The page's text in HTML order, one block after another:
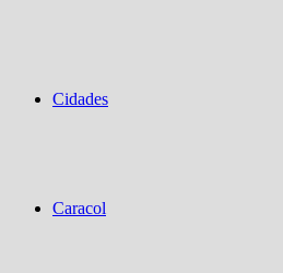
Cidades
Caracol